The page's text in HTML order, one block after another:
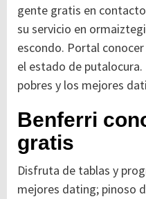
gente gratis en
su servicio en
escondo. Portal
el estado de
pobres y los mejores
Benferri
gratis
Disfruta de tablas y
mejores dating; pinoso